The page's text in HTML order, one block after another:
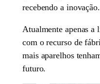
recebendo a inovação.
Atualmente apenas
com o recurso de
mais aparelhos
futuro.